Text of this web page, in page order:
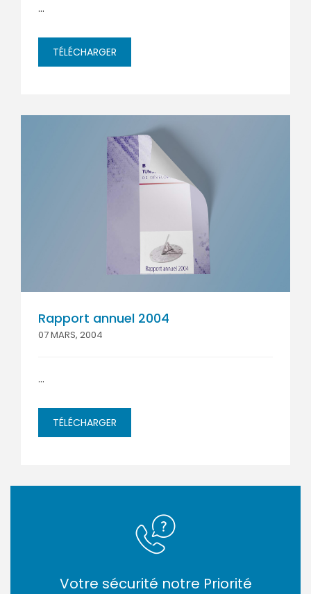
...
TÉLÉCHARGER
Rapport annuel 2004
07 MARS, 2004
...
TÉLÉCHARGER
Votre sécurité notre Priorité